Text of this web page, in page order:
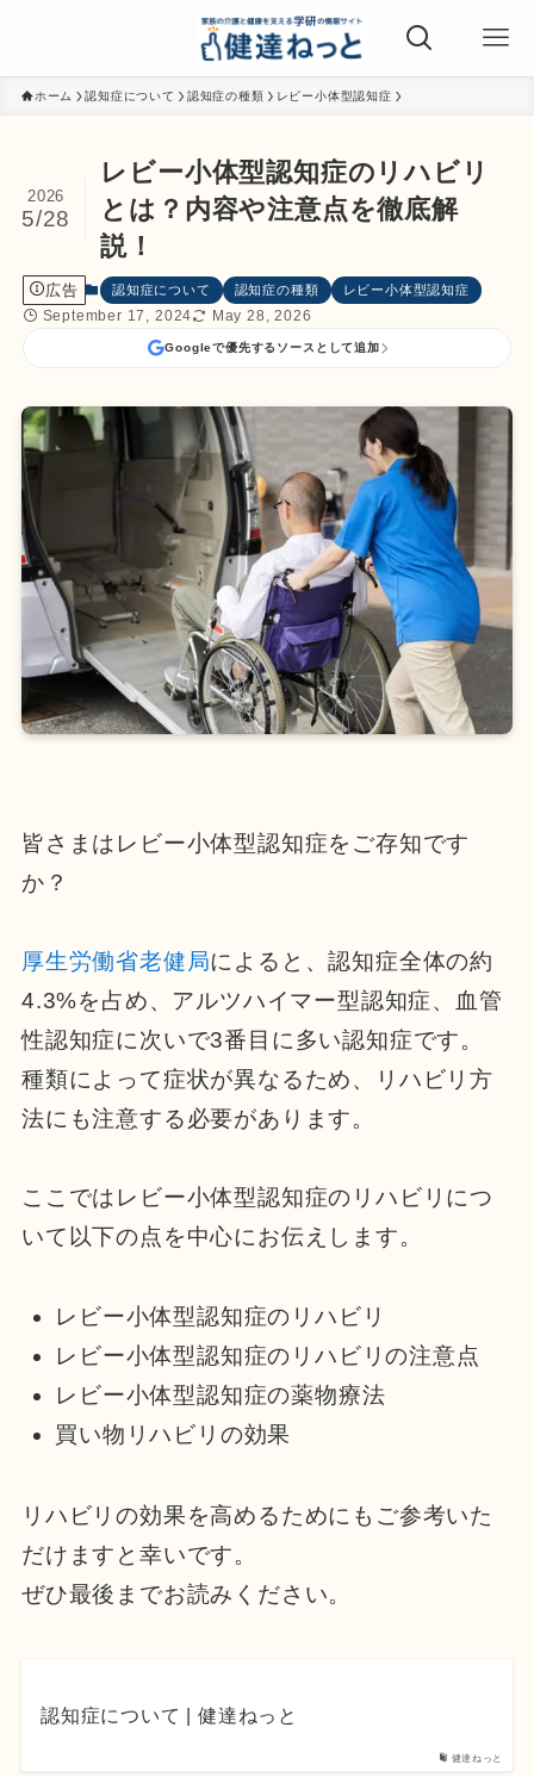
ホーム 認知症について 認知症の種類 レビー小体型認知症
レビー小体型認知症のリハビリ
とは？内容や注意点を徹底解
説！
2026
5/28
広告 認知症について 認知症の種類 レビー小体型認知症
September 17, 2024 May 28, 2026
Googleで優先するソースとして追加
皆さまはレビー小体型認知症をご存知です
か？
厚生労働省老健局によると、認知症全体の約
4.3%を占め、アルツハイマー型認知症、血管
性認知症に次いで3番目に多い認知症です。
種類によって症状が異なるため、リハビリ方
法にも注意する必要があります。
ここではレビー小体型認知症のリハビリにつ
いて以下の点を中心にお伝えします。
レビー小体型認知症のリハビリ
レビー小体型認知症のリハビリの注意点
レビー小体型認知症の薬物療法
買い物リハビリの効果
リハビリの効果を高めるためにもご参考いた
だけますと幸いです。
ぜひ最後までお読みください。
健達ねっと
認知症について | 健達ねっと